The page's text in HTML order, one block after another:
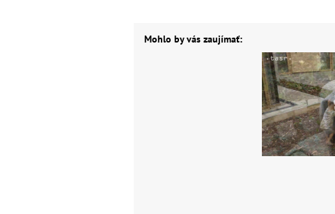
Mohlo by vás zaujímať: